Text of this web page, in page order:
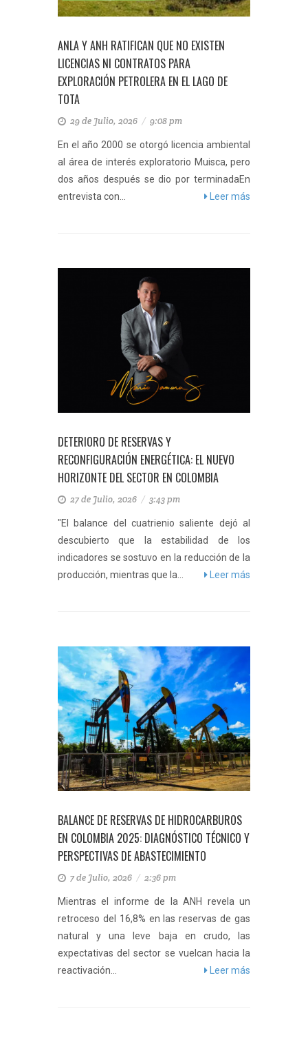
ANLA Y ANH RATIFICAN QUE NO EXISTEN
LICENCIAS NI CONTRATOS PARA
EXPLORACIÓN PETROLERA EN EL LAGO DE
TOTA
29 de Julio, 2026 / 9:08 pm
En el año 2000 se otorgó licencia ambiental
al área de interés exploratorio Muisca, pero
dos años después se dio por terminadaEn
entrevista con...
Leer más
DETERIORO DE RESERVAS Y
RECONFIGURACIÓN ENERGÉTICA: EL NUEVO
HORIZONTE DEL SECTOR EN COLOMBIA
27 de Julio, 2026 / 3:43 pm
"El balance del cuatrienio saliente dejó al
descubierto que la estabilidad de los
indicadores se sostuvo en la reducción de la
producción, mientras que la...
Leer más
BALANCE DE RESERVAS DE HIDROCARBUROS
EN COLOMBIA 2025: DIAGNÓSTICO TÉCNICO Y
PERSPECTIVAS DE ABASTECIMIENTO
7 de Julio, 2026 / 2:36 pm
Mientras el informe de la ANH revela un
retroceso del 16,8% en las reservas de gas
natural y una leve baja en crudo, las
expectativas del sector se vuelcan hacia la
reactivación...
Leer más